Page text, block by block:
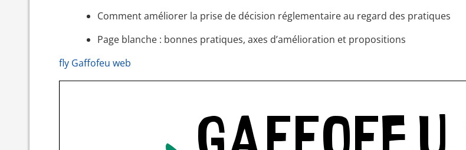
Comment améliorer la prise de décision réglementaire au regard des pratiques
Page blanche : bonnes pratiques, axes d’amélioration et propositions
fly Gaffofeu web